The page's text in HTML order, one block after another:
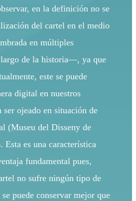
en la definición no se
del cartel en el medio
en múltiples
de la historia—, ya que
este se puede
digital en nuestros
ser ojeado en situación de
(Museu del Disseny de
Esta es una característica
fundamental pues,
no sufre ningún tipo de
puede conservar mejor que